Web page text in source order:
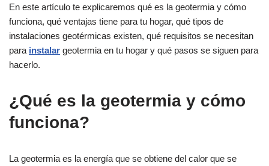
En este artículo te explicaremos qué es la geotermia y cómo
funciona, qué ventajas tiene para tu hogar, qué tipos de
instalaciones geotérmicas existen, qué requisitos se necesitan
para instalar geotermia en tu hogar y qué pasos se siguen para
hacerlo.
¿Qué es la geotermia y cómo
funciona?
La geotermia es la energía que se obtiene del calor que se